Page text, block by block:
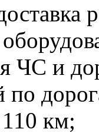
ЧС и
км;